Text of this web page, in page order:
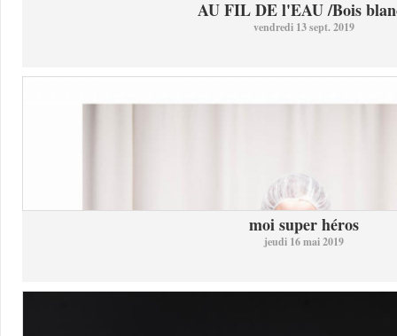
AU FIL DE l'EAU /Bois
vendredi 13 sept. 2019
moi super héros
jeudi 16 mai 2019